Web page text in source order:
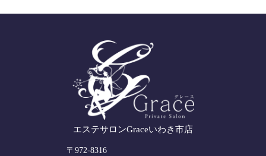
エステサロンGraceいわき市店
〒972-8316